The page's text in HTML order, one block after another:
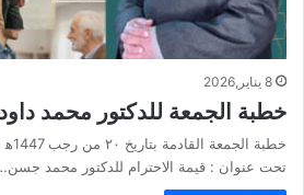
8 يناير,2026
خطبة الجمعة للدكتور محمد داود
تحت عنوان : قيمة الاحترام للدكتور محمد